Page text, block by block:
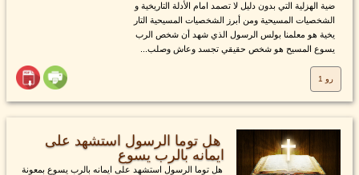
ضية الهزلية التي بدون دليل لا تصمد امام الأدلة التاريخية و
الشخصيات المسيحية ومن أبرز الشخصيات المسيحية التار
يخية هو معلمنا بولس الرسول الذي شهد أن شخص الرب
يسوع المسيح هو شخص حقيقي تجسد وعاش وصلب...
رو 1
هل توما الرسول استشهد على
ايمانه بالرب يسوع
هل توما الرسول استشهد على ايمانه بالرب يسوع بمعونة